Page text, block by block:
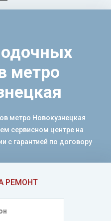
РЕМОНТ
метро
метро Новокузнецкая
сервисном центре на
с гарантией по договору